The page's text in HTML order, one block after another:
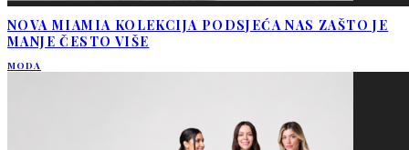
NOVA MIAMIA KOLEKCIJA PODSJEĆA NAS ZAŠTO JE
MANJE ČESTO VIŠE
MODA